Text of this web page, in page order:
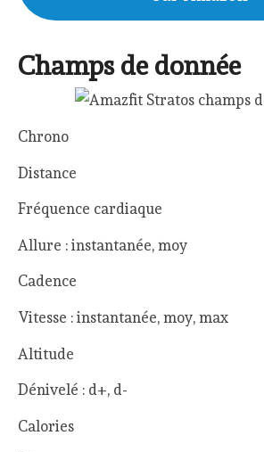
Champs de donnée
Chrono
Distance
Fréquence cardiaque
Allure : instantanée, moy
Cadence
Vitesse : instantanée, moy, max
Altitude
Dénivelé : d+, d-
Calories